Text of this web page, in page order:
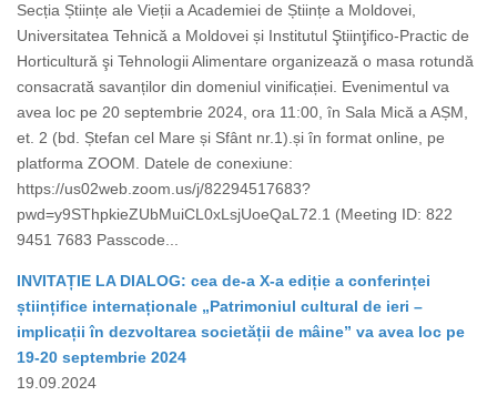
Secția Științe ale Vieții a Academiei de Științe a Moldovei,
Universitatea Tehnică a Moldovei și Institutul Ştiinţifico-Practic de
Horticultură şi Tehnologii Alimentare organizează o masa rotundă
consacrată savanților din domeniul vinificației. Evenimentul va
avea loc pe 20 septembrie 2024, ora 11:00, în Sala Mică a AȘM,
et. 2 (bd. Ștefan cel Mare și Sfânt nr.1).și în format online, pe
platforma ZOOM. Datele de conexiune:
https://us02web.zoom.us/j/82294517683?
pwd=y9SThpkieZUbMuiCL0xLsjUoeQaL72.1 (Meeting ID: 822
9451 7683 Passcode...
INVITAȚIE LA DIALOG: cea de-a X-a ediție a conferinței
științifice internaționale „Patrimoniul cultural de ieri –
implicații în dezvoltarea societății de mâine” va avea loc pe
19-20 septembrie 2024
19.09.2024